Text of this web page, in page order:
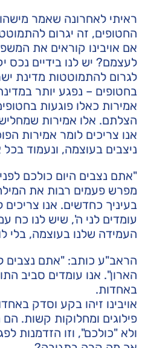
ראיתי לאחרונה שאמר
החטופים, זה יגרום
אם אויבינו קוראים את
לעצמם? יש לנו בידיים נכס
לגרום להתמוטטות מדינת
בחטופים – נפגע יותר
אמירות כאלו פוגעות
הצלתם. אלו אמירות
אנו צריכים לומר אמירות
ניצבים בעוצמה, ונעמוד
"אתם נצבים היום כולכם
מפרש פעמים רבות את המילה
בעיניך כחדשים. אנו צריכים
עומדים לני ה', שיש לנו כח
העמידה שלנו בעוצמה, בלי
הראב"ע כותב: "אתם נצבים
הארון". אנו עומדים סביב
באחדות.
אויבינו זיהו בקע וסדק
פילוגים ומחלוקות קשות.
ולא "כולכם", וזו הזדמנות